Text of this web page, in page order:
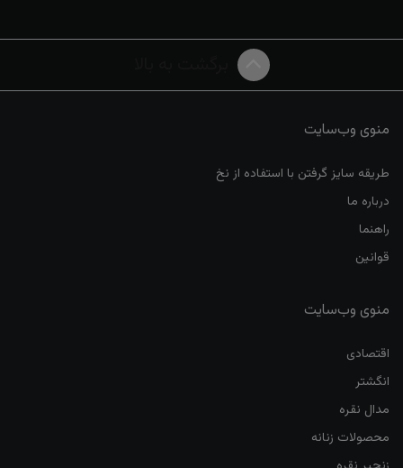
منوی وب‌سایت
طریقه سایز گرفتن با استفاده از نخ
درباره ما
راهنما
قوانین
منوی وب‌سایت
اقتصادی
انگشتر
مدال نقره
محصولات زنانه